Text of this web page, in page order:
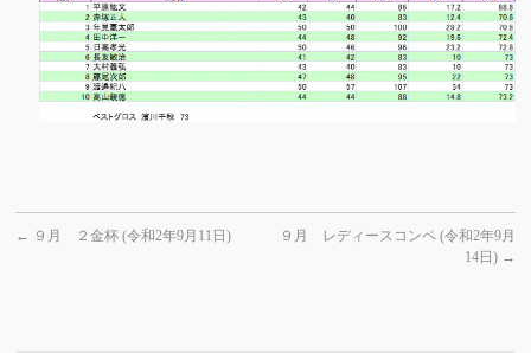
← ９月 ２金杯 (令和2年9月11日)
９月 レディースコンペ (令和2年9月
14日) →